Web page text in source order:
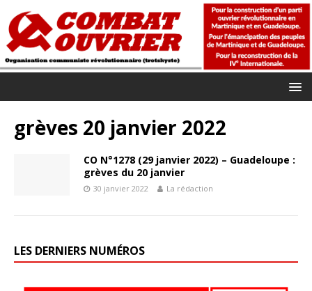
grèves 20 janvier 2022
CO N°1278 (29 janvier 2022) – Guadeloupe :
grèves du 20 janvier
30 janvier 2022 La rédaction
LES DERNIERS NUMÉROS